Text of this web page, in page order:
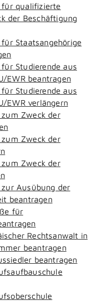
qualifizierte
der Beschäftigung
Staatsangehörige
Studierende aus
EWR beantragen
Studierende aus
EWR verlängern
Zweck der
Zweck der
Zweck der
Ausübung der
beantragen
für
Rechtsanwalt in
beantragen
beantragen